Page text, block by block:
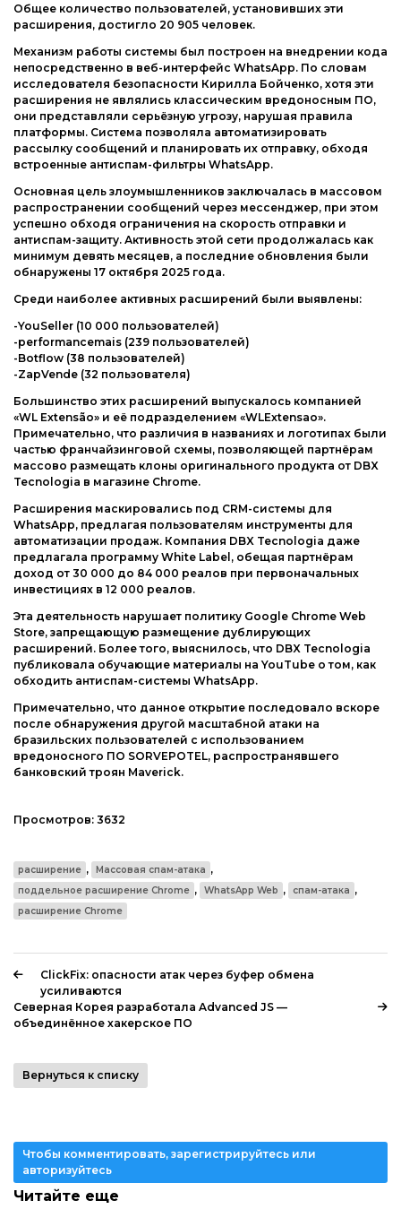
Общее количество пользователей, установивших эти
расширения, достигло 20 905 человек.
Механизм работы системы был построен на внедрении кода
непосредственно в веб-интерфейс WhatsApp. По словам
исследователя безопасности Кирилла Бойченко, хотя эти
расширения не являлись классическим вредоносным ПО,
они представляли серьёзную угрозу, нарушая правила
платформы. Система позволяла автоматизировать
рассылку сообщений и планировать их отправку, обходя
встроенные антиспам-фильтры WhatsApp.
Основная цель злоумышленников заключалась в массовом
распространении сообщений через мессенджер, при этом
успешно обходя ограничения на скорость отправки и
антиспам-защиту. Активность этой сети продолжалась как
минимум девять месяцев, а последние обновления были
обнаружены 17 октября 2025 года.
Среди наиболее активных расширений были выявлены:
-YouSeller (10 000 пользователей)
-performancemais (239 пользователей)
-Botflow (38 пользователей)
-ZapVende (32 пользователя)
Большинство этих расширений выпускалось компанией
«WL Extensão» и её подразделением «WLExtensao».
Примечательно, что различия в названиях и логотипах были
частью франчайзинговой схемы, позволяющей партнёрам
массово размещать клоны оригинального продукта от DBX
Tecnologia в магазине Chrome.
Расширения маскировались под CRM-системы для
WhatsApp, предлагая пользователям инструменты для
автоматизации продаж. Компания DBX Tecnologia даже
предлагала программу White Label, обещая партнёрам
доход от 30 000 до 84 000 реалов при первоначальных
инвестициях в 12 000 реалов.
Эта деятельность нарушает политику Google Chrome Web
Store, запрещающую размещение дублирующих
расширений. Более того, выяснилось, что DBX Tecnologia
публиковала обучающие материалы на YouTube о том, как
обходить антиспам-системы WhatsApp.
Примечательно, что данное открытие последовало вскоре
после обнаружения другой масштабной атаки на
бразильских пользователей с использованием
вредоносного ПО SORVEPOTEL, распространявшего
банковский троян Maverick.
Просмотров: 3632
расширение , Массовая спам-атака ,
поддельное расширение Chrome , WhatsApp Web , спам-атака ,
расширение Chrome
ClickFix: опасности атак через буфер обмена
усиливаются
Северная Корея разработала Advanced JS —
объединённое хакерское ПО
Вернуться к списку
Чтобы комментировать, зарегистрируйтесь или
авторизуйтесь
Читайте еще